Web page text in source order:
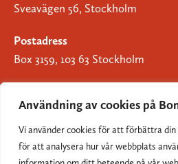
Användning av cookies på
Vi använder cookies för att förbättra din
för att analysera hur vår webbplats
Sveavägen 56, Stockholm
Postadress
Box 3159, 103 63 Stockholm
Om
Cookies